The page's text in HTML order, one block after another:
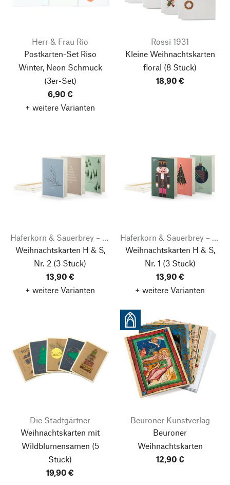
Herr & Frau Rio
Postkarten-Set Riso
Winter, Neon Schmuck
(3er-Set)
6,90 €
+ weitere Varianten
Rossi 1931
Kleine Weihnachtskarten
floral (8 Stück)
18,90 €
Haferkorn & Sauerbrey – fine graphic goods
Weihnachtskarten H & S,
Nr. 2 (3 Stück)
13,90 €
+ weitere Varianten
Haferkorn & Sauerbrey – fine graphic goods
Weihnachtskarten H & S,
Nr. 1 (3 Stück)
13,90 €
+ weitere Varianten
Die Stadtgärtner
Weihnachtskarten mit
Wildblumensamen (5
Stück)
19,90 €
Beuroner Kunstverlag
Beuroner
Weihnachtskarten
12,90 €